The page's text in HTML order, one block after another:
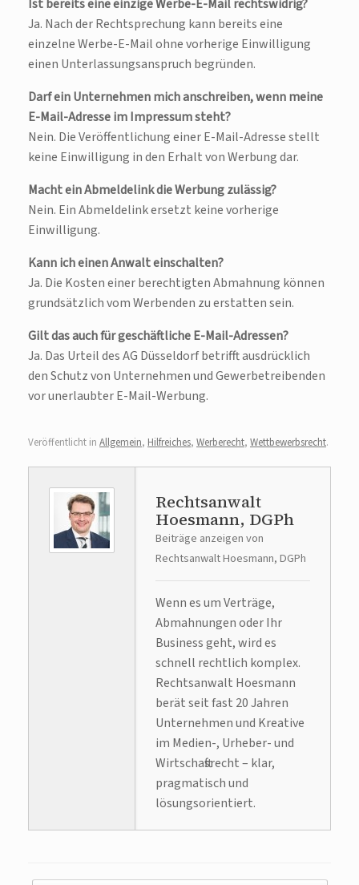
Ist bereits eine einzige Werbe-E-Mail rechtswidrig?
Ja. Nach der Rechtsprechung kann bereits eine
einzelne Werbe-E-Mail ohne vorherige Einwilligung
einen Unterlassungsanspruch begründen.
Darf ein Unternehmen mich anschreiben, wenn meine
E-Mail-Adresse im Impressum steht?
Nein. Die Veröffentlichung einer E-Mail-Adresse stellt
keine Einwilligung in den Erhalt von Werbung dar.
Macht ein Abmeldelink die Werbung zulässig?
Nein. Ein Abmeldelink ersetzt keine vorherige
Einwilligung.
Kann ich einen Anwalt einschalten?
Ja. Die Kosten einer berechtigten Abmahnung können
grundsätzlich vom Werbenden zu erstatten sein.
Gilt das auch für geschäftliche E-Mail-Adressen?
Ja. Das Urteil des AG Düsseldorf betrifft ausdrücklich
den Schutz von Unternehmen und Gewerbetreibenden
vor unerlaubter E-Mail-Werbung.
Veröffentlicht in Allgemein, Hilfreiches, Werberecht, Wettbewerbsrecht.
Rechtsanwalt
Hoesmann, DGPh
Beiträge anzeigen von
Rechtsanwalt Hoesmann, DGPh
Wenn es um Verträge,
Abmahnungen oder Ihr
Business geht, wird es
schnell rechtlich komplex.
Rechtsanwalt Hoesmann
berät seit fast 20 Jahren
Unternehmen und Kreative
im Medien-, Urheber- und
Wirtschaftsrecht – klar,
pragmatisch und
lösungsorientiert.